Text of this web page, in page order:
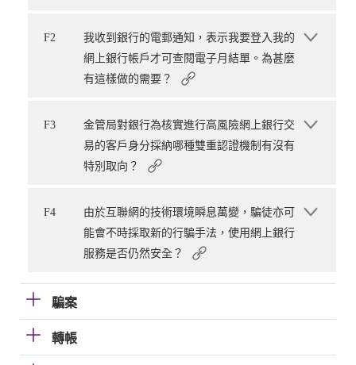
F2
我收到銀行的電郵通知，表示我要登入我的
網上銀行帳戶才可查閱電子月結單。為甚麼
有這樣做的需要？
F3
金管局對銀行為核實進行高風險網上銀行交
易的客戶身分採納哪種雙重認證機制有沒有
特別取向？
F4
由於互聯網的技術環境瞬息萬變，騙徒亦可
能會不時採取新的行騙手法，使用網上銀行
服務是否仍然安全？
騙案
轉帳